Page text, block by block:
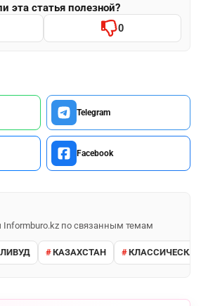
эта статья полезной?
0
Telegram
Facebook
Informburo.kz по связанным темам
КАЗАХСТАН